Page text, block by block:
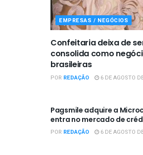
EMPRESAS / NEGÓCIOS
Confeitaria deixa de
consolida como
brasileiras
POR REDAÇÃO 6 DE AGOSTO
Pagsmile adquire a
entra no mercado de
POR REDAÇÃO
6 DE AGOSTO